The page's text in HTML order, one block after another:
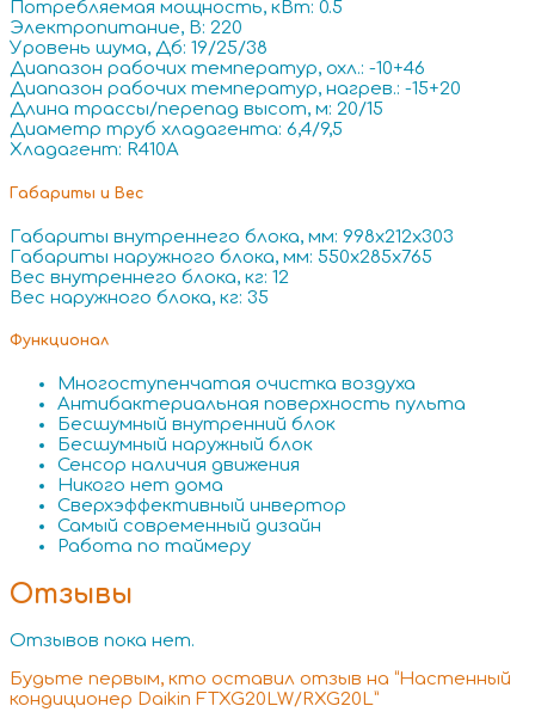
Потребляемая мощность, кВт: 0.5
Электропитание, В: 220
Уровень шума, Дб: 19/25/38
Диапазон рабочих температур, охл.: -10+46
Диапазон рабочих температур, нагрев.: -15+20
Длина трассы/перепад высот, м: 20/15
Диаметр труб хладагента: 6,4/9,5
Хладагент: R410A
Габариты и Вес
Габариты внутреннего блока, мм: 998x212x303
Габариты наружного блока, мм: 550x285x765
Вес внутреннего блока, кг: 12
Вес наружного блока, кг: 35
Функционал
Многоступенчатая очистка воздуха
Антибактериальная поверхность пульта
Бесшумный внутренний блок
Бесшумный наружный блок
Сенсор наличия движения
Никого нет дома
Сверхэффективный инвертор
Самый современный дизайн
Работа по таймеру
Отзывы
Отзывов пока нет.
Будьте первым, кто оставил отзыв на “Настенный
кондиционер Daikin FTXG20LW/RXG20L”